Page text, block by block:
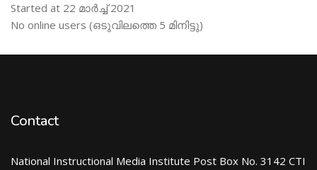
Started at 22 മാര്‍ച്ച് 2021
Skip ഓണ്‍ലയിന്‍ ഉപഭൊക്താക്കള്‍
No online users (ഒടുവിലത്തെ 5 മിനിട്ടു)
Contact
National Instructional Media Institute Post Box No. 3142 CTI